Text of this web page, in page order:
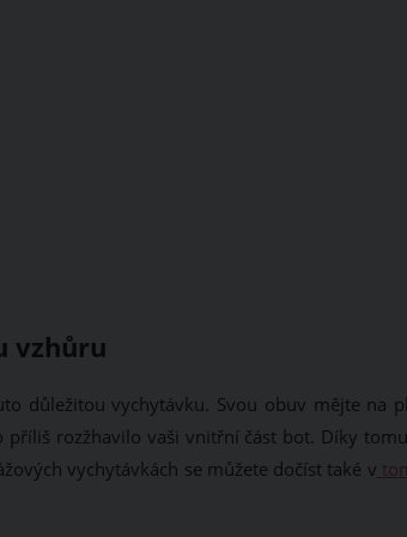
vzhůru
důležitou vychytávku. Svou obuv mějte na
rozžhavilo vaši vnitřní část bot. Díky
vychytávkách se můžete dočíst také v